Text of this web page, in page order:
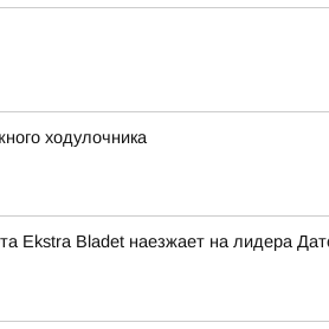
ходулочника
Ekstra Bladet наезжает на лидера